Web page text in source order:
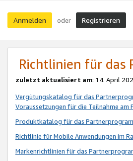
Anmelden oder Registrieren
Richtlinien für das
zuletzt aktualisiert am: 14. April
Vergütungskatalog für das
Voraussetzungen für die Teilnahme am
Produktkatalog für das
Richtlinie für Mobile Anwendungen im
Markenrichtlinien für das